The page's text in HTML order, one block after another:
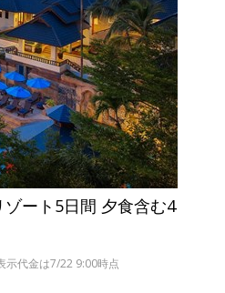
ート5日間 夕食含む4
代金は7/22 9:00時点